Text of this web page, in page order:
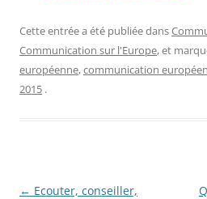
Cette entrée a été publiée dans
Communication sur l'Europe, et
européenne,communication
2015 .
Navigation
← Ecouter, conseiller,